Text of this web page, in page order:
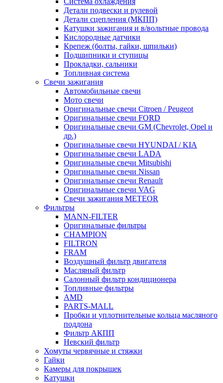
Детали подвески и рулевой
Детали сцепления (МКПП)
Катушки зажигания и в/вольтные провода
Кислородные датчики
Крепеж (болты, гайки, шпильки)
Подшипники и ступицы
Прокладки, сальники
Топливная система
Свечи зажигания
Автомобильные свечи
Мото свечи
Оригинальные свечи Citroen / Peugeot
Оригинальные свечи FORD
Оригинальные свечи GM (Chevrolet, Opel и
др.)
Оригинальные свечи HYUNDAI / KIA
Оригинальные свечи LADA
Оригинальные свечи Mitsubishi
Оригинальные свечи Nissan
Оригинальные свечи Renault
Оригинальные свечи VAG
Свечи зажигания METEOR
Фильтры
MANN-FILTER
Оригинальные фильтры
CHAMPION
FILTRON
FRAM
Воздушный фильтр двигателя
Масляный фильтр
Салонный фильтр кондиционера
Топливные фильтры
AMD
PARTS-MALL
Пробки и уплотнительные кольца масляного
поддона
Фильтр АКПП
Невский фильтр
Хомуты червячные и стяжки
Гайки
Камеры для покрышек
Катушки